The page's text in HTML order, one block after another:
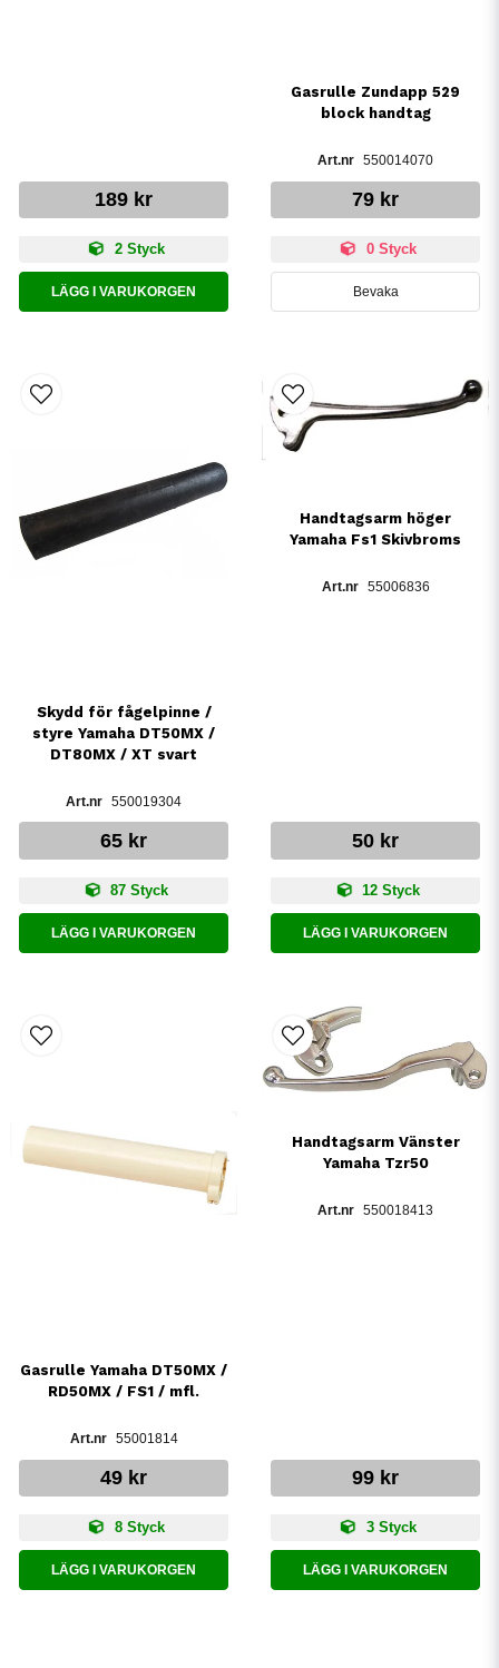
189 kr
2 Styck
LÄGG I VARUKORGEN
Gasrulle Zundapp 529
block handtag
550014070
79 kr
0 Styck
Bevaka
Skydd för fågelpinne /
styre Yamaha DT50MX /
DT80MX / XT svart
550019304
65 kr
87 Styck
LÄGG I VARUKORGEN
Handtagsarm höger
Yamaha Fs1 Skivbroms
55006836
50 kr
12 Styck
LÄGG I VARUKORGEN
Gasrulle Yamaha DT50MX /
RD50MX / FS1 / mfl.
55001814
49 kr
8 Styck
LÄGG I VARUKORGEN
Handtagsarm Vänster
Yamaha Tzr50
550018413
99 kr
3 Styck
LÄGG I VARUKORGEN